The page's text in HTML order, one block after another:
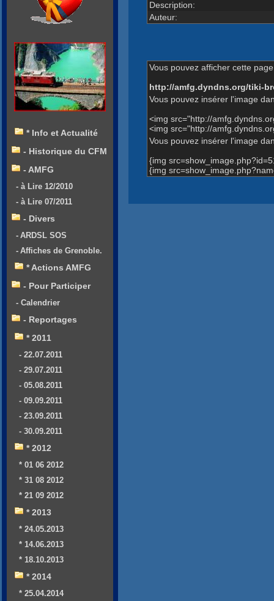
Description:
Auteur:
Vous pouvez afficher cette
http://amfg.dyndns.org/tiki-
Vous pouvez insérer l'image
<img src="http://
<img src="http://
Vous pouvez insérer l'image
{img
{img
* Info et Actualité
- Historique du CFM
- AMFG
- à Lire 12/2010
- à Lire 07/2011
- Divers
- ARDSL SOS
- Affiches de Grenoble.
* Actions AMFG
- Pour Participer
- Calendrier
- Reportages
* 2011
- 22.07.2011
- 29.07.2011
- 05.08.2011
- 09.09.2011
- 23.09.2011
- 30.09.2011
* 2012
* 01 06 2012
* 31 08 2012
* 21 09 2012
* 2013
* 24.05.2013
* 14.06.2013
* 18.10.2013
* 2014
* 25.04.2014